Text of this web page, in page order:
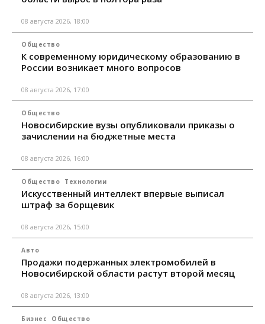
08 августа 2026, 18:00
Общество
К современному юридическому образованию в
России возникает много вопросов
08 августа 2026, 17:00
Общество
Новосибирские вузы опубликовали приказы о
зачислении на бюджетные места
08 августа 2026, 16:00
Общество Технологии
Искусственный интеллект впервые выписал
штраф за борщевик
08 августа 2026, 15:00
Авто
Продажи подержанных электромобилей в
Новосибирской области растут второй месяц
08 августа 2026, 13:00
Бизнес Общество